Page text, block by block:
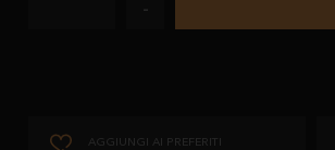
-
AGGIUNGI AI PREFERITI